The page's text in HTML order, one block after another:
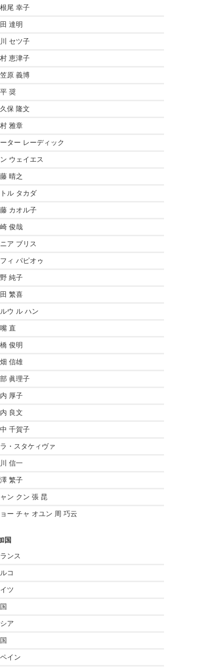
尾 幸子
達明
セツ子
恵津子
原 義博
奨
保 隆文
雅章
ター レーディック
ウェイエス
晴之
ル タカダ
カオル子
俊哉
ア ブリス
ィ パピオゥ
純子
繁喜
ウ ル ハン
直
俊明
信雄
眞理子
厚子
良文
千賀子
・スタケィヴァ
信一
繁子
ン クン 張 昆
ー チャ オユン 周 巧云
国
ンス
コ
ツ
ア
イン